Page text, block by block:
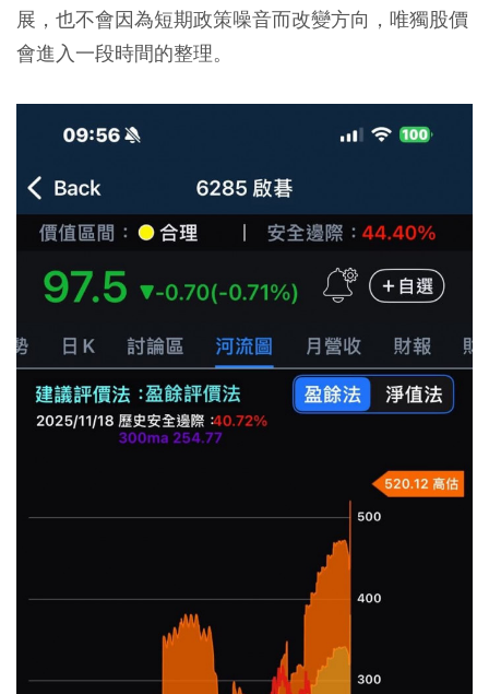
展，也不會因為短期政策噪音而改變方向，唯獨股價
會進入一段時間的整理。